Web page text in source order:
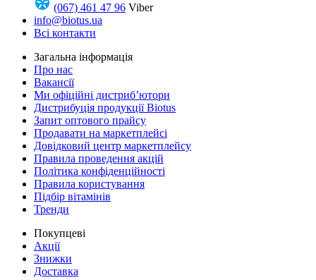
(067) 461 47 96 Viber
info@biotus.ua
Всі контакти
Загальна інформація
Про нас
Вакансії
Ми офіційні дистриб’ютори
Дистрибуція продукції Biotus
Запит оптового прайсу
Продавати на маркетплейсі
Довідковий центр маркетплейсу
Правила проведення акцій
Політика конфіденційності
Правила користування
Підбір вітамінів
Тренди
Покупцеві
Акції
Знижки
Доставка